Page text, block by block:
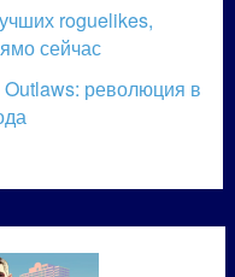
roguelikes,
сейчас
Outlaws: революция в